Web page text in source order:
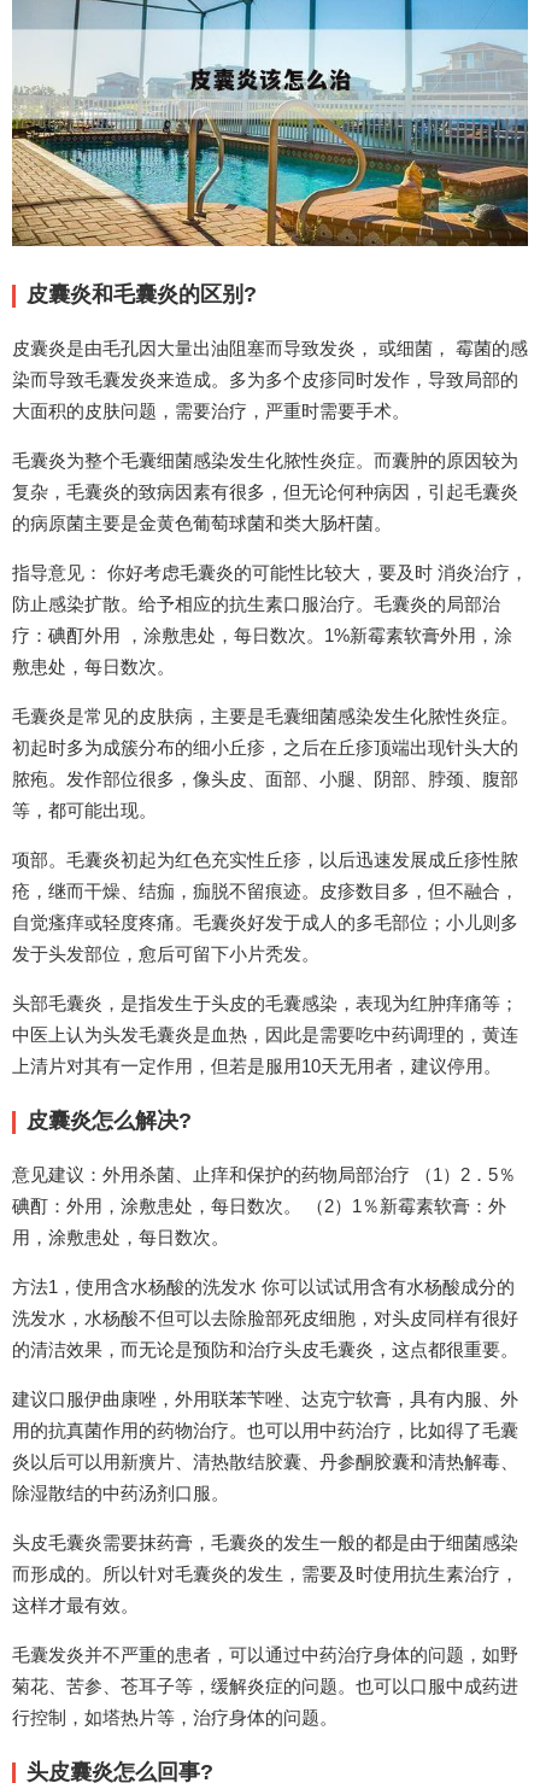
皮囊炎和毛囊炎的区别?
皮囊炎是由毛孔因大量出油阻塞而导致发炎， 或细菌， 霉菌的感
染而导致毛囊发炎来造成。多为多个皮疹同时发作，导致局部的
大面积的皮肤问题，需要治疗，严重时需要手术。
毛囊炎为整个毛囊细菌感染发生化脓性炎症。而囊肿的原因较为
复杂，毛囊炎的致病因素有很多，但无论何种病因，引起毛囊炎
的病原菌主要是金黄色葡萄球菌和类大肠杆菌。
指导意见： 你好考虑毛囊炎的可能性比较大，要及时 消炎治疗，
防止感染扩散。给予相应的抗生素口服治疗。毛囊炎的局部治
疗：碘酊外用 ，涂敷患处，每日数次。1%新霉素软膏外用，涂
敷患处，每日数次。
毛囊炎是常见的皮肤病，主要是毛囊细菌感染发生化脓性炎症。
初起时多为成簇分布的细小丘疹，之后在丘疹顶端出现针头大的
脓疱。发作部位很多，像头皮、面部、小腿、阴部、脖颈、腹部
等，都可能出现。
项部。毛囊炎初起为红色充实性丘疹，以后迅速发展成丘疹性脓
疮，继而干燥、结痂，痂脱不留痕迹。皮疹数目多，但不融合，
自觉瘙痒或轻度疼痛。毛囊炎好发于成人的多毛部位；小儿则多
发于头发部位，愈后可留下小片秃发。
头部毛囊炎，是指发生于头皮的毛囊感染，表现为红肿痒痛等；
中医上认为头发毛囊炎是血热，因此是需要吃中药调理的，黄连
上清片对其有一定作用，但若是服用10天无用者，建议停用。
皮囊炎怎么解决?
意见建议：外用杀菌、止痒和保护的药物局部治疗 （1）2．5％
碘酊：外用，涂敷患处，每日数次。 （2）1％新霉素软膏：外
用，涂敷患处，每日数次。
方法1，使用含水杨酸的洗发水 你可以试试用含有水杨酸成分的
洗发水，水杨酸不但可以去除脸部死皮细胞，对头皮同样有很好
的清洁效果，而无论是预防和治疗头皮毛囊炎，这点都很重要。
建议口服伊曲康唑，外用联苯苄唑、达克宁软膏，具有内服、外
用的抗真菌作用的药物治疗。也可以用中药治疗，比如得了毛囊
炎以后可以用新癀片、清热散结胶囊、丹参酮胶囊和清热解毒、
除湿散结的中药汤剂口服。
头皮毛囊炎需要抹药膏，毛囊炎的发生一般的都是由于细菌感染
而形成的。所以针对毛囊炎的发生，需要及时使用抗生素治疗，
这样才最有效。
毛囊发炎并不严重的患者，可以通过中药治疗身体的问题，如野
菊花、苦参、苍耳子等，缓解炎症的问题。也可以口服中成药进
行控制，如塔热片等，治疗身体的问题。
头皮囊炎怎么回事?